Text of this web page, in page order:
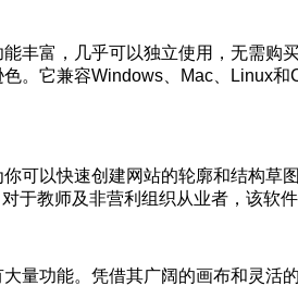
丰富，几乎可以独立使用，无需
。它兼容Windows、Mac、Linux
可以快速创建网站的轮廓和结构
教师及非营利组织从业者，该软
量功能。凭借其广阔的画布和灵活